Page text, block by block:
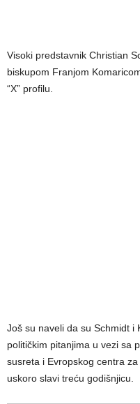
Visoki predstavnik Christian
biskupom Franjom
“X” profilu.
Još su naveli da su Schmidt i
političkim pitanjima u vezi sa
susreta i Evropskog centra
uskoro slavi treću godišnjicu.